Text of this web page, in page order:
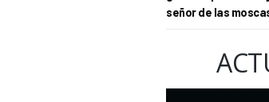
señor de las